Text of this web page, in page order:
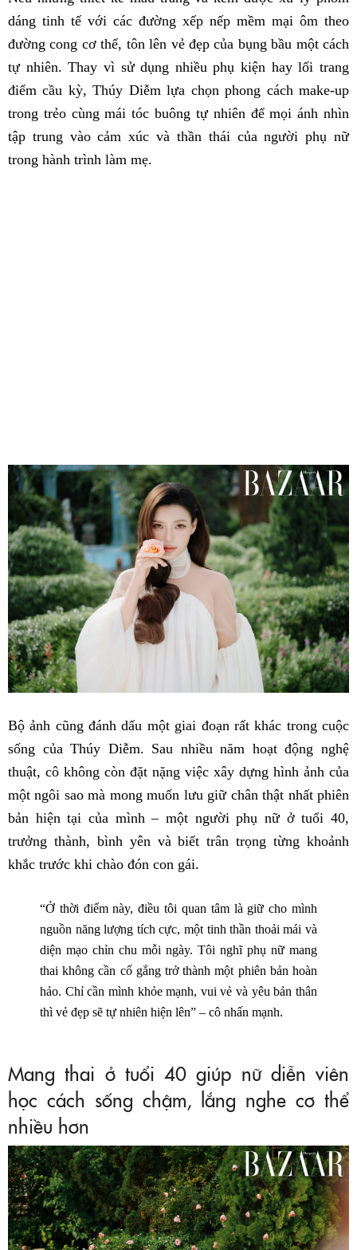
dáng tinh tế với các đường xếp nếp mềm mại ôm theo
đường cong cơ thể, tôn lên vẻ đẹp của bụng bầu một cách
tự nhiên. Thay vì sử dụng nhiều phụ kiện hay lối trang
điểm cầu kỳ, Thúy Diễm lựa chọn phong cách make-up
trong trẻo cùng mái tóc buông tự nhiên để mọi ánh nhìn
tập trung vào cảm xúc và thần thái của người phụ nữ
trong hành trình làm mẹ.
Bộ ảnh cũng đánh dấu một giai đoạn rất khác trong cuộc
sống của Thúy Diễm. Sau nhiều năm hoạt động nghệ
thuật, cô không còn đặt nặng việc xây dựng hình ảnh của
một ngôi sao mà mong muốn lưu giữ chân thật nhất phiên
bản hiện tại của mình – một người phụ nữ ở tuổi 40,
trưởng thành, bình yên và biết trân trọng từng khoảnh
khắc trước khi chào đón con gái.
“Ở thời điểm này, điều tôi quan tâm là giữ cho mình
nguồn năng lượng tích cực, một tinh thần thoải mái và
diện mạo chỉn chu mỗi ngày. Tôi nghĩ phụ nữ mang
thai không cần cố gắng trở thành một phiên bản hoàn
hảo. Chỉ cần mình khỏe mạnh, vui vẻ và yêu bản thân
thì vẻ đẹp sẽ tự nhiên hiện lên” – cô nhấn mạnh.
Mang thai ở tuổi 40 giúp nữ diễn viên
học cách sống chậm, lắng nghe cơ thể
nhiều hơn